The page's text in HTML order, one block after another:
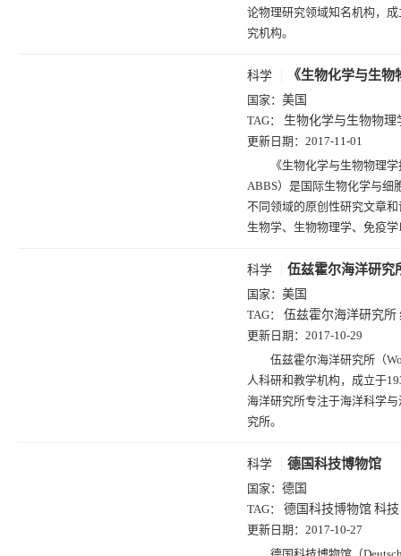
论物理研究领域知名机构，
究机构。
科学 《生物化学与生
国家： 美国
TAG： 生物化学与生物物理
更新日期： 2017-11-01
《生物化学与生物物理
ABBS）是国际生物化学与细
不同领域的原创性研究文章
生物学、生物物理学、免疫
科学 伍兹霍尔海洋研究
国家： 美国
TAG： 伍兹霍尔海洋研究所
更新日期： 2017-10-29
伍兹霍尔海洋研究所（
人科研和教学机构，成立于
海洋研究所专注于海洋科学
究所。
科学 德国科技博物馆
国家： 德国
TAG： 德国科技博物馆 科技
更新日期： 2017-10-27